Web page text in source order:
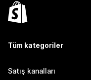
Tüm kategoriler
Satış kanalları